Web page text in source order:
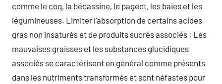
comme le coq, la bécassine, le pageot, les baies et les
légumineuses. Limiter l’absorption de certains acides
gras non insaturés et de produits sucrés associés : Les
mauvaises graisses et les substances glucidiques
associés se caractérisent en général comme présents
dans les nutriments transformés et sont néfastes pour